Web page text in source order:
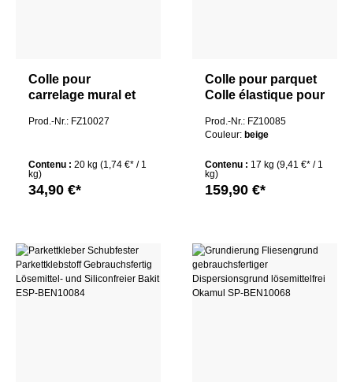
Colle pour
carrelage mural et
Kiesel Servoflex
Prod.-Nr.: FZ10027
Contenu : 20 kg (1,74 €* / 1
kg)
34,90 €*
Colle pour parquet
Colle élastique pour
l'emploi Bakit EK
sans solvant ni
silicone
Prod.-Nr.: FZ10085
Couleur: beige
Contenu : 17 kg (9,41 €* / 1
kg)
159,90 €*